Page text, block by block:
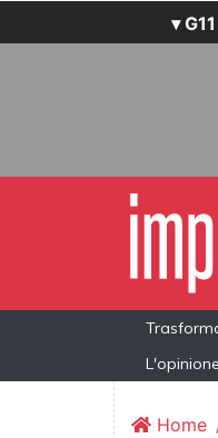
▾
L'opinione
Home